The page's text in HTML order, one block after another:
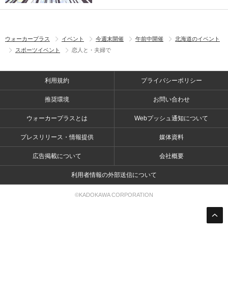
ウォーカープラス イベント 今週末開催 午前中開催
北海道のイベント
スポーツイベント
恋人と・夫婦で
利用規約 プライバシーポリシー
推奨環境 お問い合わせ
ウォーカープラスとは Webプッシュ通知について
プレスリリース・情報提供 媒体資料
広告掲載について 会社概要
利用者情報の外部送信について
©KADOKAWA CORPORATION